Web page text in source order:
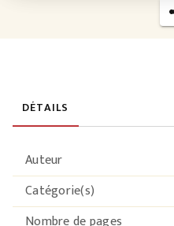
DÉTAILS
Auteur
Catégorie(s)
Nombre de pages